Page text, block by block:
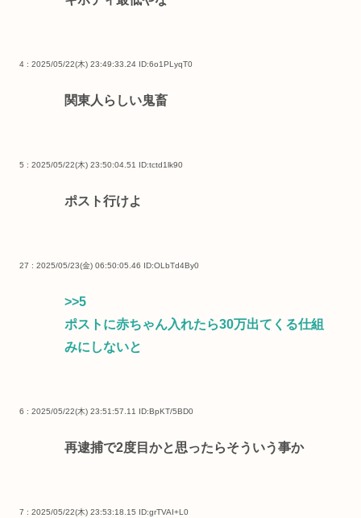
4 : 2025/05/22(木) 23:49:33.24 ID:6o1PLyqT0
関東人らしい鬼畜
5 : 2025/05/22(木) 23:50:04.51 ID:tctd1lk90
ポスト行けよ
27 : 2025/05/23(金) 06:50:05.46 ID:OLbTd4By0
>>5
ポストに赤ちゃん入れたら30万出てくる仕組
みにしないと
6 : 2025/05/22(木) 23:51:57.11 ID:BpKT/5BD0
再逮捕で2度目かと思ったらそういう事か
7 : 2025/05/22(木) 23:53:18.15 ID:grTVAI+L0